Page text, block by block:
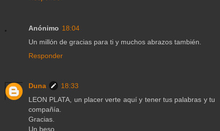
Anónimo 18:04
Un millón de gracias para ti y muchos abrazos también.
Responder
Duna
18:33
LEON PLATA, un placer verte aquí y tener tus palabras y tu
compañía.
Gracias.
Un beso